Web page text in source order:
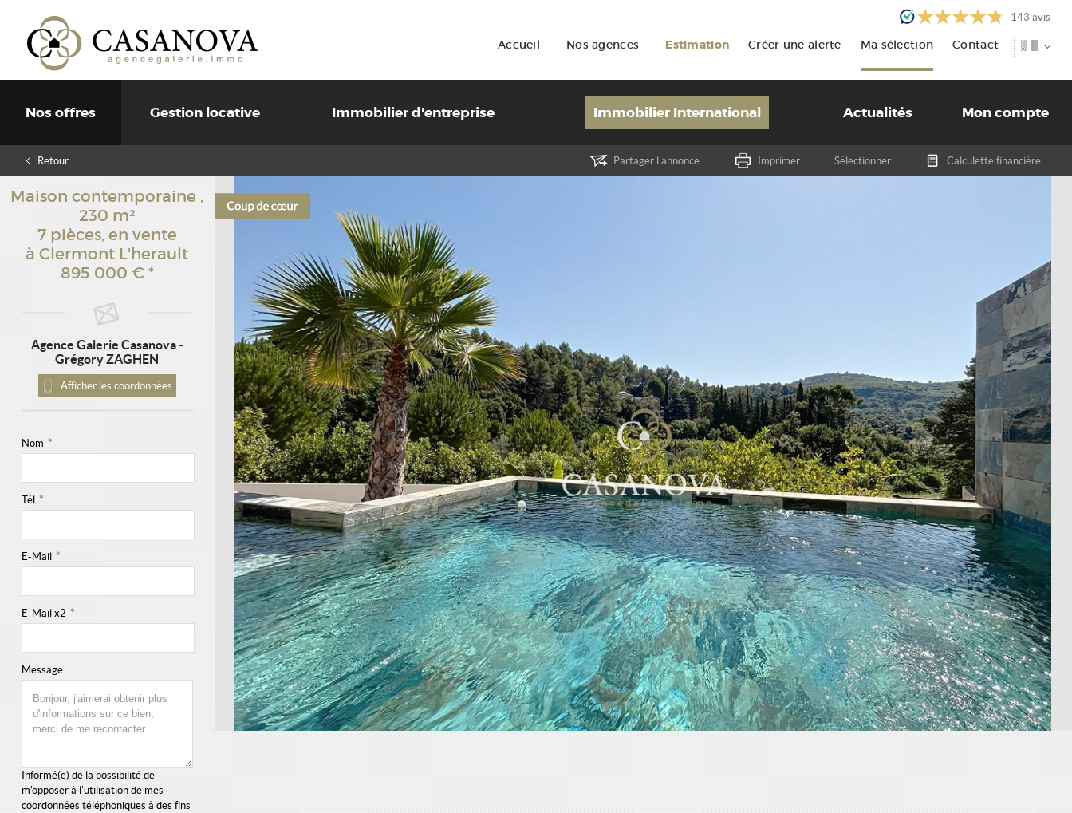
143 avis
Accueil Nos agences Estimation Créer une alerte Ma sélection Contact
Nos offres Gestion locative Immobilier d'entreprise Immobilier International Actualités Mon compte
Retour Partager l'annonce Imprimer Sélectionner Calculette financière
Maison contemporaine ,
230 m²
7 pièces, en vente
à Clermont L'herault
895 000 € *
Agence Galerie Casanova -
Grégory ZAGHEN
Afficher les coordonnées
Nom *
Tél *
E-Mail *
E-Mail x2 *
Message
Informé(e) de la possibilité de
m'opposer à l'utilisation de mes
coordonnées téléphoniques à des fins